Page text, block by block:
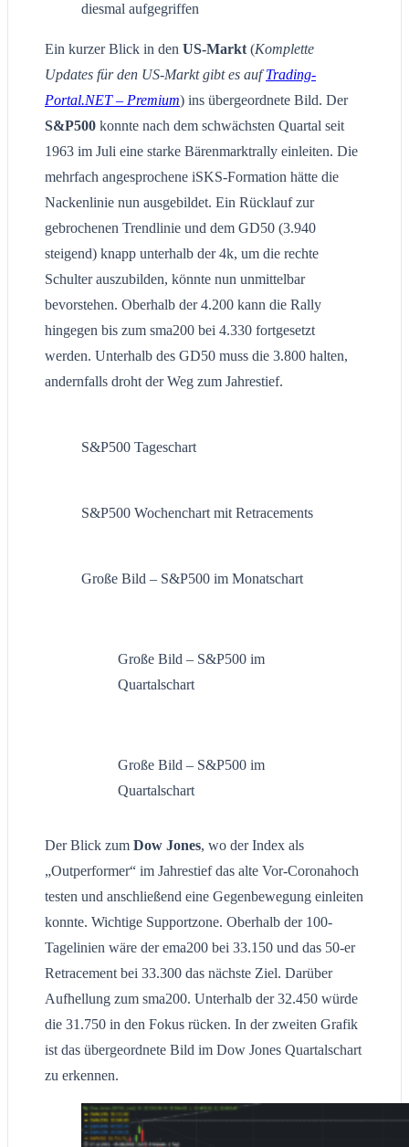
diesmal aufgegriffen
Ein kurzer Blick in den US-Markt(Komplette
Updates für den US-Markt gibt es aufTrading-
Portal.NET – Premium) ins übergeordnete Bild. Der
S&P500 konnte nach dem schwächsten Quartal seit
1963 im Juli eine starke Bärenmarktrally einleiten. Die
mehrfach angesprochene iSKS-Formation hätte die
Nackenlinie nun ausgebildet. Ein Rücklauf zur
gebrochenen Trendlinie und dem GD50 (3.940
steigend) knapp unterhalb der 4k, um die rechte
Schulter auszubilden, könnte nun unmittelbar
bevorstehen. Oberhalb der 4.200 kann die Rally
hingegen bis zum sma200 bei 4.330 fortgesetzt
werden. Unterhalb des GD50 muss die 3.800 halten,
andernfalls droht der Weg zum Jahrestief.
S&P500 Tageschart
S&P500 Wochenchart mit Retracements
Große Bild – S&P500 im Monatschart
Große Bild – S&P500 im
Quartalschart
Große Bild – S&P500 im
Quartalschart
Der Blick zum Dow Jones, wo der Index als
„Outperformer“ im Jahrestief das alte Vor-Coronahoch
testen und anschließend eine Gegenbewegung einleiten
konnte. Wichtige Supportzone. Oberhalb der 100-
Tagelinien wäre der ema200 bei 33.150 und das 50-er
Retracement bei 33.300 das nächste Ziel. Darüber
Aufhellung zum sma200. Unterhalb der 32.450 würde
die 31.750 in den Fokus rücken. In der zweiten Grafik
ist das übergeordnete Bild im Dow Jones Quartalschart
zu erkennen.